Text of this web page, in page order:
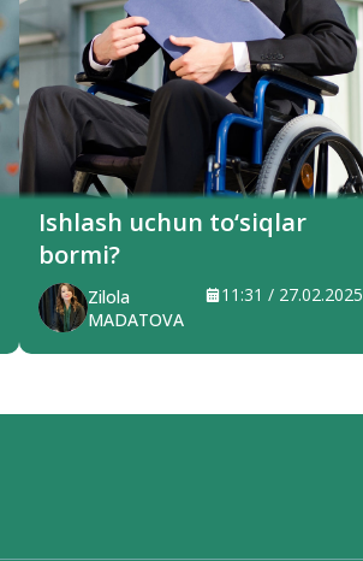
Ishlash uchun to‘siqlar
bormi?
Zilola
MADATOVA
11:31 / 27.02.2025